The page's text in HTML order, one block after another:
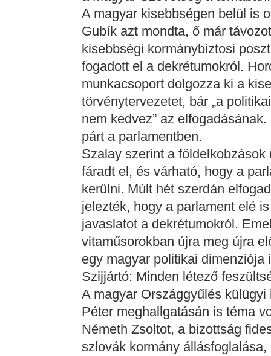
A magyar kisebbségen belül is
Gubík azt mondta, ő már
kisebbségi kormánybiztosi
fogadott el a dekrétumokról.
munkacsoport dolgozza ki a
törvénytervezetet, bár „a
nem kedvez” az
párt a parlamentben.
Szalay szerint a
fáradt el, és várható, hogy a
kerülni. Múlt hét szerdán
jelezték, hogy a parlament elé
javaslatot a dekrétumokról.
vitaműsorokban újra meg újra
egy magyar politikai dimenziója
Szijjártó: Minden létező
A magyar Országgyűlés
Péter meghallgatásán is téma
Németh Zsoltot, a bizottság
szlovák kormány